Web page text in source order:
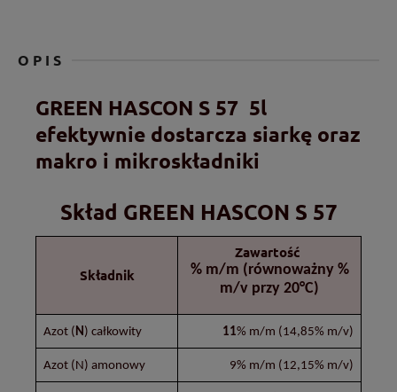
OPIS
GREEN HASCON S 57 5l
efektywnie dostarcza siarkę oraz
makro i mikroskładniki
Skład GREEN HASCON S 57
Składnik
Zawartość
% m/m (równoważny %
m/v przy 20°C)
Azot (N) całkowity 11% m/m (14,85% m/v)
Azot (N) amonowy 9% m/m (12,15% m/v)